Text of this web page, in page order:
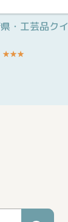
・工芸品クイ
★★★